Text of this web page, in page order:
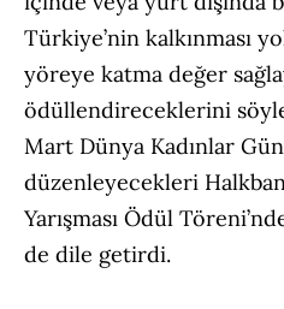
Türkiye’nin kalkınması
yöreye katma değer
ödüllendireceklerini
Mart Dünya Kadınlar
düzenleyecekleri
Yarışması Ödül
de dile getirdi.